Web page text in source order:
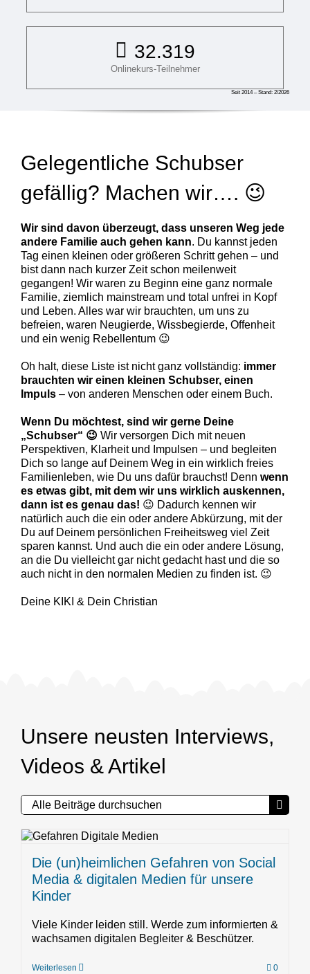
32.319
Onlinekurs-Teilnehmer
Seit 2014 – Stand: 2/2026
Gelegentliche Schubser
gefällig? Machen wir…. 😉
Wir sind davon überzeugt, dass unseren Weg jede
andere Familie auch gehen kann. Du kannst jeden
Tag einen kleinen oder größeren Schritt gehen – und
bist dann nach kurzer Zeit schon meilenweit
gegangen! Wir waren zu Beginn eine ganz normale
Familie, ziemlich mainstream und total unfrei in Kopf
und Leben. Alles war wir brauchten, um uns zu
befreien, waren Neugierde, Wissbegierde, Offenheit
und ein wenig Rebellentum 😉
Oh halt, diese Liste ist nicht ganz vollständig: immer
brauchten wir einen kleinen Schubser, einen
Impuls– von anderen Menschen oder einem Buch.
Wenn Du möchtest, sind wir gerne Deine
„Schubser“ 😉 Wir versorgen Dich mit neuen
Perspektiven, Klarheit und Impulsen – und begleiten
Dich so lange auf Deinem Weg in ein wirklich freies
Familienleben, wie Du uns dafür brauchst! Denn wenn
es etwas gibt, mit dem wir uns wirklich auskennen,
dann ist es genau das! 😉 Dadurch kennen wir
natürlich auch die ein oder andere Abkürzung, mit der
Du auf Deinem persönlichen Freiheitsweg viel Zeit
sparen kannst. Und auch die ein oder andere Lösung,
an die Du vielleicht gar nicht gedacht hast und die so
auch nicht in den normalen Medien zu finden ist. 😉
Deine KIKI & Dein Christian
Unsere neusten Interviews,
Videos & Artikel
Suche
nach:
Die (un)heimlichen Gefahren von Social
Media & digitalen Medien für unsere
Kinder
Viele Kinder leiden still. Werde zum informierten &
wachsamen digitalen Begleiter & Beschützer.
Weiterlesen 0